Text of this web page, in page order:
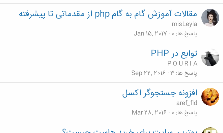
مقالات آموزش گام به گام php از مقدماتی تا پیشرفته
misLeyla
پاسخ ها 0
Jan 15, 2017
توابع در PHP
P O U R I A
پاسخ ها 3
Sep 22, 2016
افزونه جستجوگر اکسل
aref_fld
پاسخ ها 0
Mar 28, 2016